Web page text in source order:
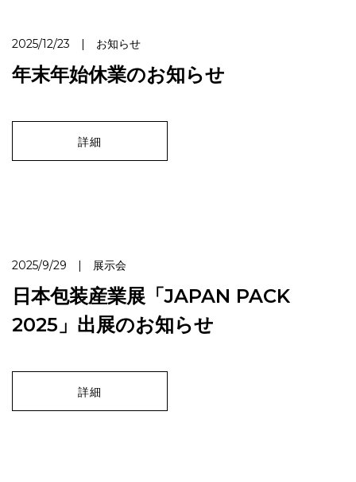
2025/12/23 | お知らせ
年末年始休業のお知らせ
詳細
2025/9/29 | 展示会
日本包装産業展「JAPAN PACK
2025」出展のお知らせ
詳細